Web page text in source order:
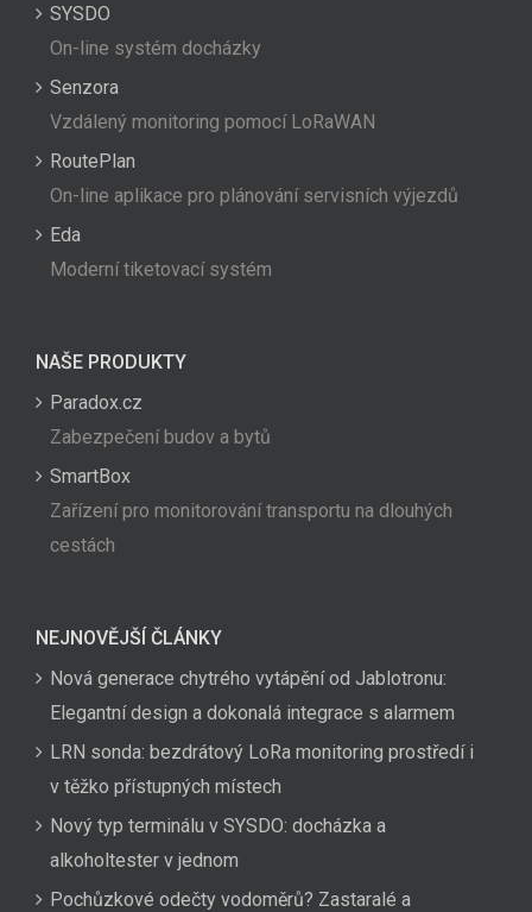
SYSDO
On-line systém docházky
Senzora
Vzdálený monitoring pomocí LoRaWAN
RoutePlan
On-line aplikace pro plánování servisních výjezdů
Eda
Moderní tiketovací systém
NAŠE PRODUKTY
Paradox.cz
Zabezpečení budov a bytů
SmartBox
Zařízení pro monitorování transportu na dlouhých
cestách
NEJNOVĚJŠÍ ČLÁNKY
Nová generace chytrého vytápění od Jablotronu:
Elegantní design a dokonalá integrace s alarmem
LRN sonda: bezdrátový LoRa monitoring prostředí i
v těžko přístupných místech
Nový typ terminálu v SYSDO: docházka a
alkoholtester v jednom
Pochůzkové odečty vodoměrů? Zastaralé a